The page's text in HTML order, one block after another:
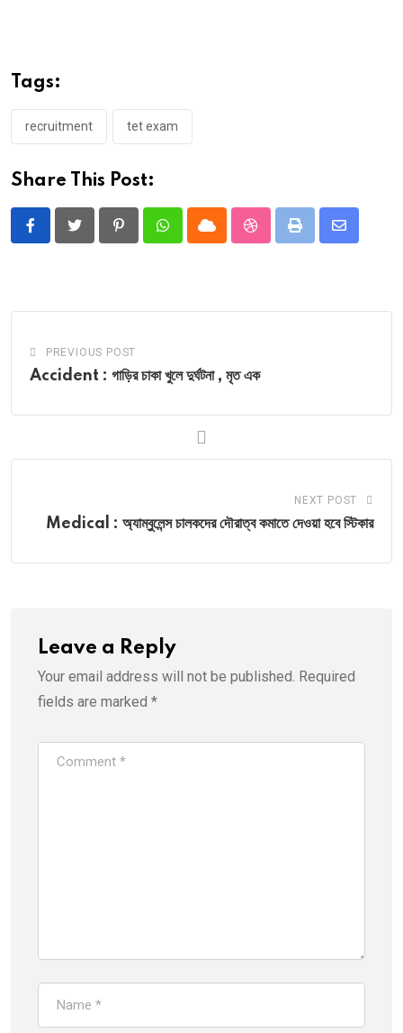
Tags:
recruitment tet exam
Share This Post:
PinterestWhatsappCloud StumbleUpon
Print
Share
PREVIOUS POST
Accident : গাড়ির চাকা খুলে দুর্ঘটনা , মৃত এক
NEXT POST
Medical : অ্যাম্বুলেন্স চালকদের দৌরাত্ব কমাতে দেওয়া হবে স্টিকার
Leave a Reply
Your email address will not be published. Required
fields are marked *